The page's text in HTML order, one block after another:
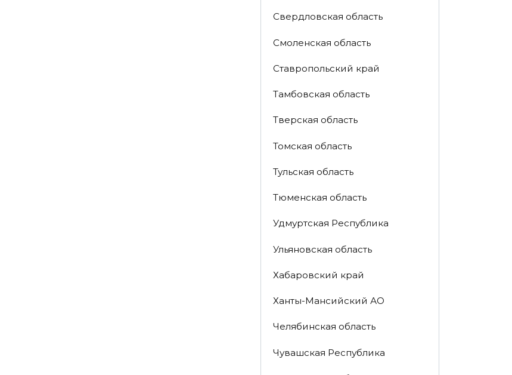
Свердловская область
Смоленская область
Ставропольский край
Тамбовская область
Тверская область
Томская область
Тульская область
Тюменская область
Удмуртская Республика
Ульяновская область
Хабаровский край
Ханты-Мансийский АО
Челябинская область
Чувашская Республика